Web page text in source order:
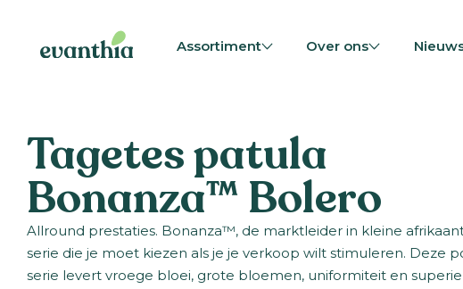
Assortiment Over ons
Tagetes patula
Bonanza™ Bolero
Allround prestaties. Bonanza™, de marktleider in kleine
serie die je moet kiezen als je je verkoop wilt stimuleren. Deze
serie levert vroege bloei, grote bloemen, uniformiteit en